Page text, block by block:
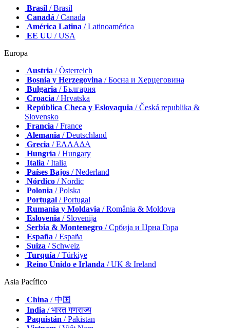
Brasil / Brasil
Canadá / Canada
América Latina / Latinoamérica
EE UU / USA
Europa
Austria / Österreich
Bosnia y Herzegovina / Босна и Херцеговина
Bulgaria / България
Croacia / Hrvatska
República Checa y Eslovaquia / Česká republika &
Slovensko
Francia / France
Alemania / Deutschland
Grecia / ΕΛΛΑΔΑ
Hungría / Hungary
Italia / Italia
Países Bajos / Nederland
Nórdico / Nordic
Polonia / Polska
Portugal / Portugal
Rumania y Moldavia / România & Moldova
Eslovenia / Slovenija
Serbia & Montenegro / Србија и Црна Гора
España / España
Suiza / Schweiz
Turquía / Türkiye
Reino Unido e Irlanda / UK & Ireland
Asia Pacífico
China / 中国
India / भारत गणराज्य
Paquistán / Pākistān